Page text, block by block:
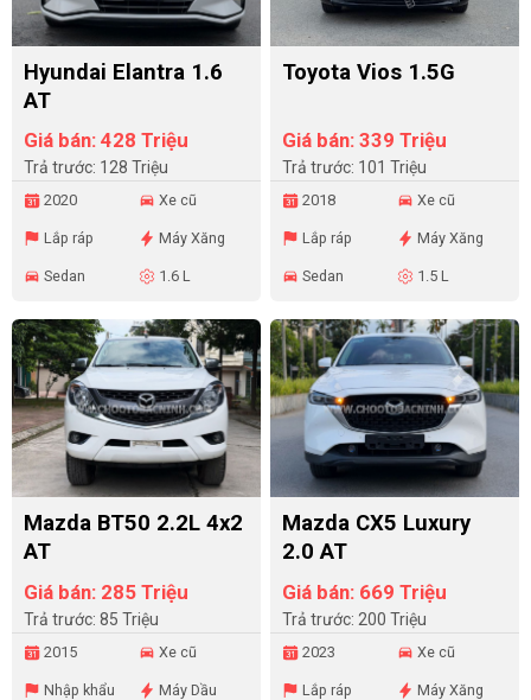
Hyundai Elantra 1.6
AT
Giá bán: 428 Triệu
Trả trước: 128 Triệu
2020 Xe cũ
Lắp ráp Máy Xăng
Sedan 1.6 L
Toyota Vios 1.5G
Giá bán: 339 Triệu
Trả trước: 101 Triệu
2018 Xe cũ
Lắp ráp Máy Xăng
Sedan 1.5 L
Mazda BT50 2.2L 4x2
AT
Giá bán: 285 Triệu
Trả trước: 85 Triệu
2015 Xe cũ
Nhập khẩu Máy Dầu
Mazda CX5 Luxury
2.0 AT
Giá bán: 669 Triệu
Trả trước: 200 Triệu
2023 Xe cũ
Lắp ráp Máy Xăng